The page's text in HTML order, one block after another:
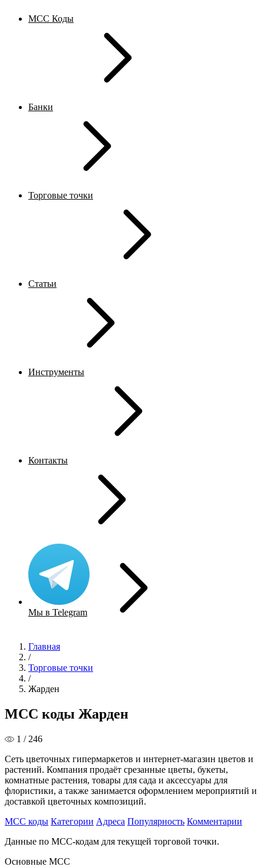
MCC Коды
Банки
Торговые точки
Статьи
Инструменты
Контакты
Мы в Telegram
Главная
/
Торговые точки
/
Жарден
MCC коды Жарден
1 / 246
Сеть цветочных гипермаркетов и интернет-магазин цветов и
растений. Компания продаёт срезанные цветы, букеты,
комнатные растения, товары для сада и аксессуары для
флористики, а также занимается оформлением мероприятий и
доставкой цветочных композиций.
MCC коды Категории Адреса Популярность Комментарии
Данные по MCC-кодам для текущей торговой точки.
Основные MCC